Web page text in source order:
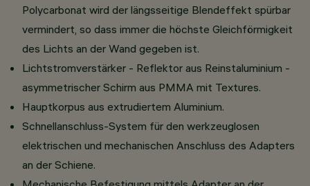
Polycarbonat wird der längsseitige Blendeffekt spürbar
vermindert, so dass immer die höchste Gleichförmigkeit
des Lichts an der Wand gegeben ist.
Lichtstromverstärker - Reflektor aus Reinstaluminium -
asymmetrischer Schirm aus PMMA mit Textures.
Hauptkorpus aus extrudiertem Aluminium.
Schnellanschluss-System für den werkzeuglosen
elektrischen und mechanischen Anschluss des Adapters
an der Schiene.